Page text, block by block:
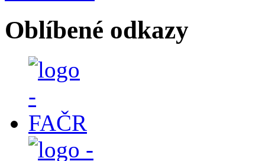
Oblíbené odkazy